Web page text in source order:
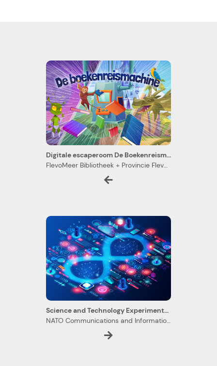
Digitale escaperoom De Boekenreismachine
FlevoMeer Bibliotheek + Provincie Flevoland
Science and Technology Experimentation Environment
NATO Communications and Information Agency